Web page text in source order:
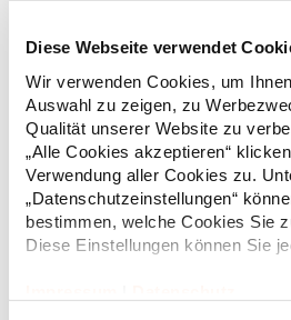
Diese Webseite verwendet
Wir verwenden Cookies, um
Auswahl zu zeigen, zu
Qualität unserer Website zu
„Alle Cookies akzeptieren“
Verwendung aller Cookies zu.
„Datenschutzeinstellungen“
bestimmen, welche Cookies Sie
Diese Einstellungen können Sie
Passform Taschen an den Seitennähten Seitennähte
auf Rückseite Kapuze mit Single-Jersey-Futter Qualitativ
hochwertiges Nackenband mit Fischgrät-
Kordelzug Widerstandsfähige Qualität Weiches Handgefühl
Glatte und weiche Oberfläche aus 100
Seitennaht: Weiches Satin-
g/m²Materialzusammensetzung: 80%
Polyester (Heather Grey: 71%
Viskose)Angaben zur
WU33BHersteller: The Cotton Group
* Preise inkl. gesetzlicher Mwst. +